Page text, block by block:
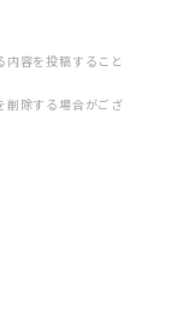
容を投稿すること
削除する場合がござ